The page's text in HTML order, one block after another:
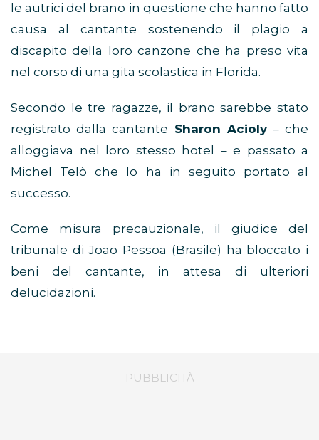
le autrici del brano in questione che hanno fatto
causa al cantante sostenendo il plagio a
discapito della loro canzone che ha preso vita
nel corso di una gita scolastica in Florida.
Secondo le tre ragazze, il brano sarebbe stato
registrato dalla cantante Sharon Acioly– che
alloggiava nel loro stesso hotel – e passato a
Michel Telò che lo ha in seguito portato al
successo.
Come misura precauzionale, il giudice del
tribunale di Joao Pessoa (Brasile) ha bloccato i
beni del cantante, in attesa di ulteriori
delucidazioni.